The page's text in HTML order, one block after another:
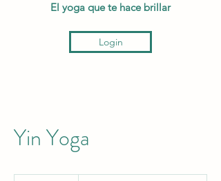
El yoga que te hace brillar
Login
Yin Yoga